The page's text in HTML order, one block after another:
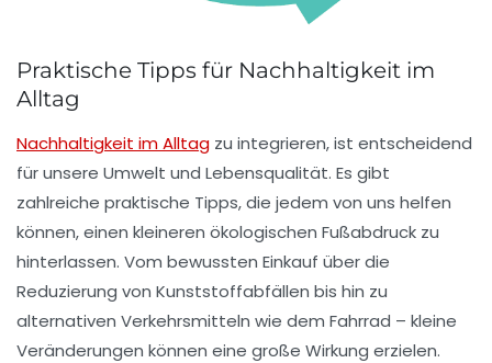
Praktische Tipps für Nachhaltigkeit im
Alltag
Nachhaltigkeit im Alltag zu integrieren, ist entscheidend
für unsere Umwelt und Lebensqualität. Es gibt
zahlreiche praktische Tipps, die jedem von uns helfen
können, einen kleineren ökologischen Fußabdruck zu
hinterlassen. Vom bewussten Einkauf über die
Reduzierung von Kunststoffabfällen bis hin zu
alternativen Verkehrsmitteln wie dem Fahrrad – kleine
Veränderungen können eine große Wirkung erzielen.